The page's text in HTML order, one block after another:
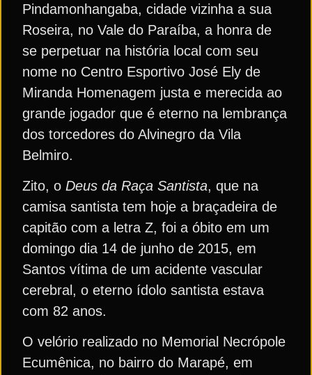
Pindamonhangaba, cidade vizinha a sua
Roseira, no Vale do Paraíba, a honra de
se perpetuar na história local com seu
nome no Centro Esportivo José Ely de
Miranda Homenagem justa e merecida ao
grande jogador que é eterno na lembrança
dos torcedores do Alvinegro da Vila
Belmiro.
Zito, o Deus da Raça Santista, que na
camisa santista tem hoje a braçadeira de
capitão com a letra Z, foi a óbito em um
domingo dia 14 de junho de 2015, em
Santos vítima de um acidente vascular
cerebral, o eterno ídolo santista estava
com 82 anos.
O velório realizado no Memorial Necrópole
Ecumênica, no bairro do Marapé, em